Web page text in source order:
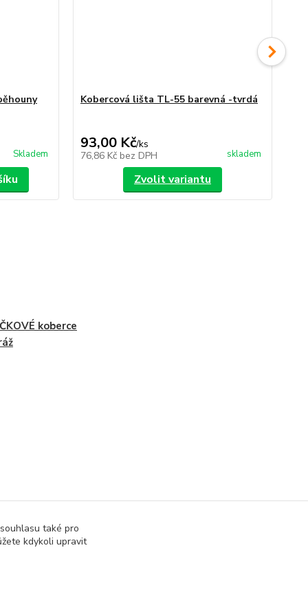
Skladem
Kobercová lišta TL-55 barevná -tvrdá
93,00 Kč/ks
76,86 Kč bez DPH skladem
Zvolit variantu
koberce
také pro
kdykoli upravit